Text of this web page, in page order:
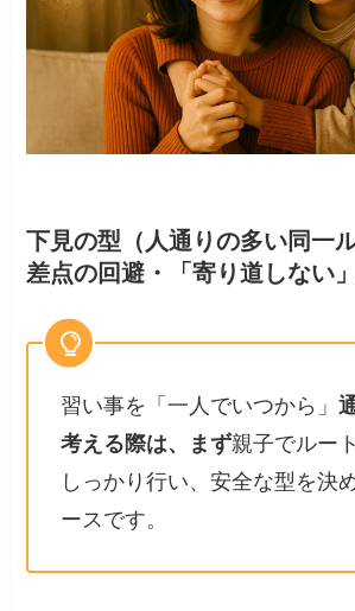
下見の型（人通りの多い同一
差点の回避・「寄り道しない
習い事を「一人でいつから」
考える際は、まず親子でルー
しっかり行い、安全な型を決
ースです。